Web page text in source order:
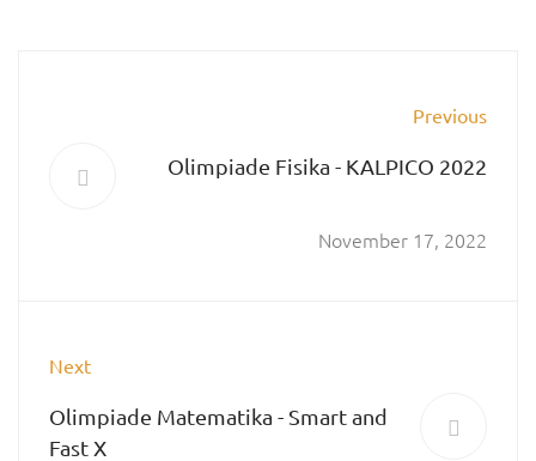
Previous
Olimpiade Fisika - KALPICO 2022
November 17, 2022
Next
Olimpiade Matematika - Smart and
Fast X